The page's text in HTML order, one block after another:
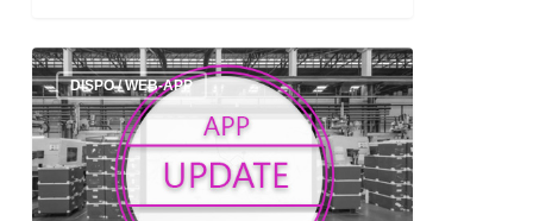
Update:
Version
6.7
DISPO / WEB-APP